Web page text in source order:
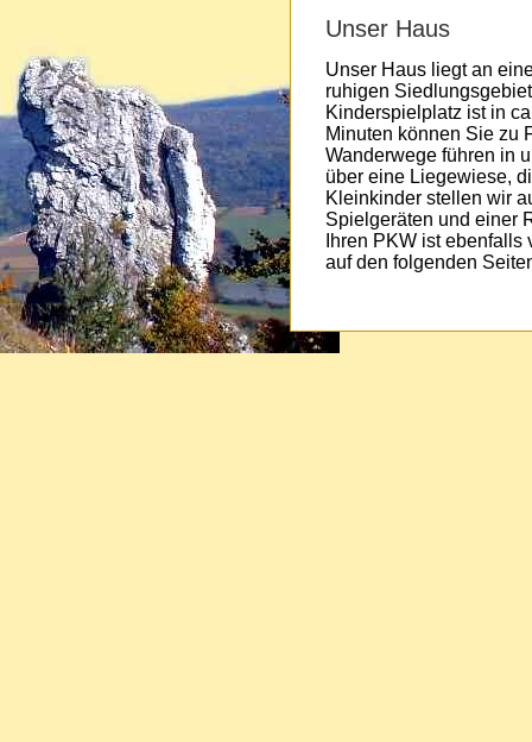
Unser Haus
Unser Haus liegt an
ruhigen
Kinderspielplatz ist in
Minuten können Sie zu
Wanderwege führen in
über eine Liegewiese,
Kleinkinder stellen wir
Spielgeräten und einer
Ihren PKW ist
auf den folgenden